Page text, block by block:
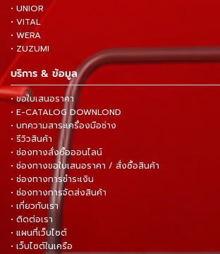
• UNIOR
• VITAL
• WERA
• ZUZUMI
บริการ & ข้อมูล
• ขอใบเสนอราคา
• E-CATALOG DOWNLOND
• บทความสาระเครื่องมือช่าง
• รีวิวสินค้า
• ช่องทางสั่งซื้อออนไลน์
• ช่องทางขอใบเสนอราคา / สั่งซื้อสินค้า
• ช่องทางการชำระเงิน
• ช่องทางการจัดส่งสินค้า
• เกี่ยวกับเรา
• ติดต่อเรา
• แผนที่เว็บไซต์
• เว็บไซต์ในเครือ